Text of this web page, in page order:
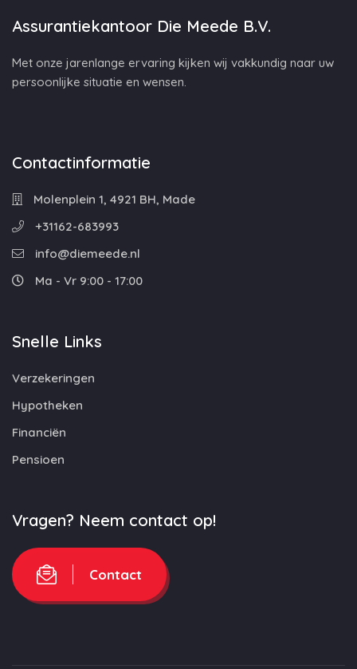
Assurantiekantoor Die Meede B.V.
Met onze jarenlange ervaring kijken wij vakkundig naar uw
persoonlijke situatie en wensen.
Contactinformatie
Molenplein 1, 4921 BH, Made
+31162-683993
info@diemeede.nl
Ma - Vr 9:00 - 17:00
Snelle Links
Verzekeringen
Hypotheken
Financiën
Pensioen
Vragen? Neem contact op!
Contact